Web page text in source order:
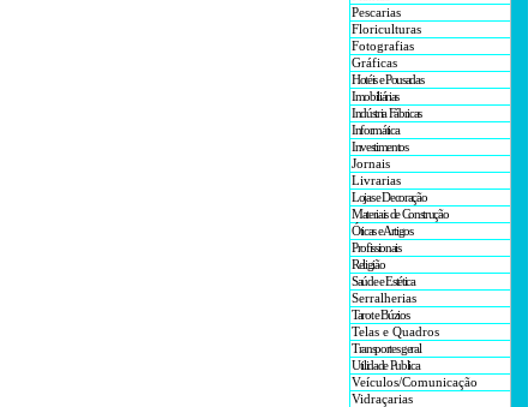
Pescarias
Floriculturas
Fotografias
Gráficas
Hotéis e Pousadas
Imobiliárias
Indústria Fábricas
Informática
Investimentos
Jornais
Livrarias
Lojas e Decoração
Materiais de Construção
Óticas e Artigos
Profissionais
Religião
Saúde e Estética
Serralherias
Tarot e Búzios
Telas e Quadros
Transportes geral
Utilidade Publica
Veículos/Comunicação
Vidraçarias